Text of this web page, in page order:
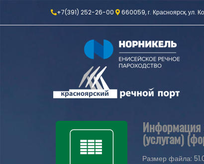
+7(391) 252-26-00 660059, г. Красноярск, ул.
Информация
(услугам)
Размер файла: